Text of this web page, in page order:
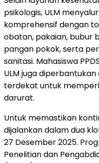
psikologis, ULM
komprehensif dengan
obatan, pakaian, bubur
pangan pokok, serta
sanitasi. Mahasiswa
ULM juga
terdekat untuk
darurat.
Untuk memastikan
dijalankan dalam dua
27 Desember 2025.
Penelitian dan